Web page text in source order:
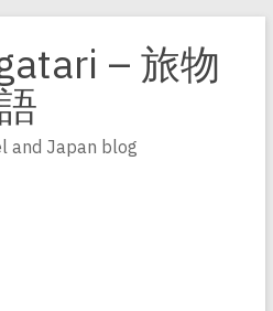
– 旅物
and Japan blog